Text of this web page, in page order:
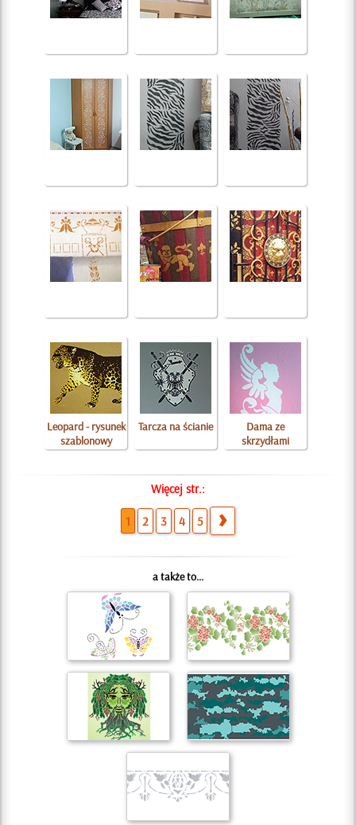
Leopard - rysunek
szablonowy
Tarcza na ścianie
Dama ze
skrzydłami
Więcej str.:
1 2 3 4 5
a także to...